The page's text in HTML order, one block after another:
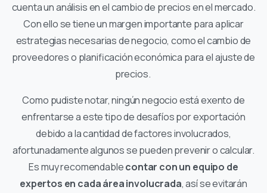
cuenta un análisis en el cambio de precios en el mercado.
Con ello se tiene un margen importante para aplicar
estrategias necesarias de negocio, como el cambio de
proveedores o planificación económica para el ajuste de
precios.
Como pudiste notar, ningún negocio está exento de
enfrentarse a este tipo de desafíos por exportación
debido a la cantidad de factores involucrados,
afortunadamente algunos se pueden prevenir o calcular.
Es muy recomendablecontar con un equipo de
expertos en cada área involucrada, así se evitarán